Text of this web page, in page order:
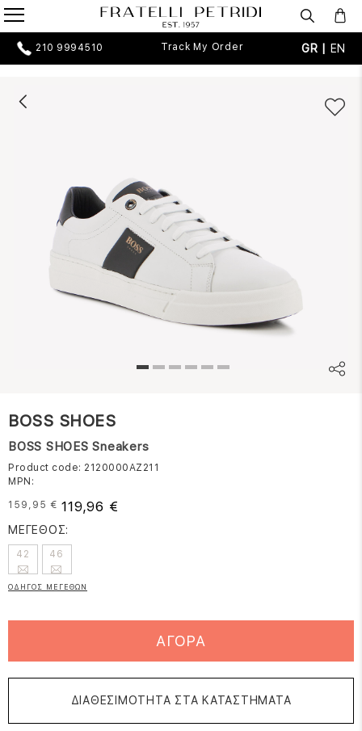
210 9994510 Track My Order GR | EN
BOSS SHOES
BOSS SHOES Sneakers
Product code: 2120000AZ211
MPN:
159,95 € 119,96 €
ΜΕΓΕΘΟΣ:
42 46
ΟΔΗΓΟΣ ΜΕΓΕΘΩΝ
ΑΓΟΡΑ
ΔΙΑΘΕΣΙΜΟΤΗΤΑ ΣΤΑ ΚΑΤΑΣΤΗΜΑΤΑ